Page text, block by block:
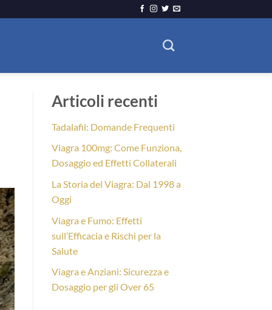
Articoli recenti
Tadalafil: Domande Frequenti
Viagra 100mg: Come Funziona,
Dosaggio ed Effetti Collaterali
La Storia del Viagra: Dal 1998 a
Oggi
Viagra e Fumo: Effetti
sull’Efficacia e Rischi per la
Salute
Viagra e Anziani: Sicurezza e
Dosaggio per gli Over 65